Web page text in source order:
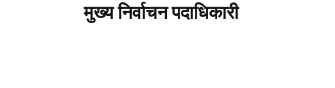
मुख्य निर्वाचन पदाधिकारी